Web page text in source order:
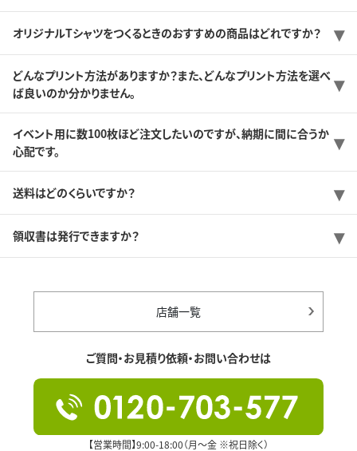
オリジナルTシャツをつくるときのおすすめの商品はどれですか？
どんなプリント方法がありますか？また、どんなプリント方法を選べ
ば良いのか分かりません。
イベント用に数100枚ほど注文したいのですが、納期に間に合うか
心配です。
送料はどのくらいですか？
領収書は発行できますか？
店舗一覧
ご質問・お見積り依頼・お問い合わせは
【営業時間】9:00-18:00（月～金 ※祝日除く）